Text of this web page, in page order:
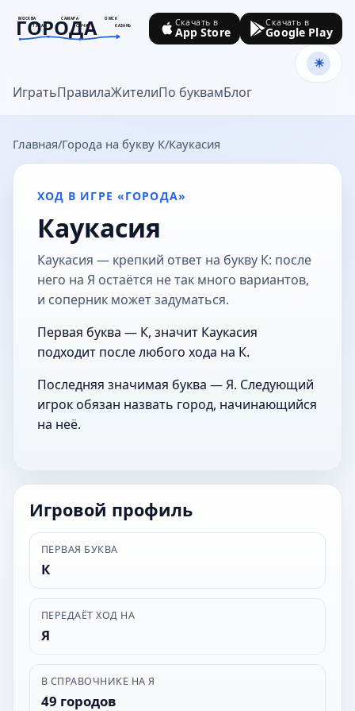
МОСКВА САМАРА
ОМСК
ТУЛА
СОЧИ КАЗАНЬ
ГОРОДА
goroda-na.ru
ИгратьПравилаЖителиПо буквамБлог
Скачать в
App Store
Скачать в
Google Play
Главная Города на букву К Каукасия
ХОД В ИГРЕ «ГОРОДА»
Каукасия
Каукасия — крепкий ответ на букву К: после
него на Я остаётся не так много вариантов,
и соперник может задуматься.
Первая буква — К, значит Каукасия
подходит после любого хода на К.
Последняя значимая буква — Я. Следующий
игрок обязан назвать город, начинающийся
на неё.
Игровой профиль
ПЕРВАЯ БУКВА
К
ПЕРЕДАЁТ ХОД НА
Я
В СПРАВОЧНИКЕ НА Я
49 городов